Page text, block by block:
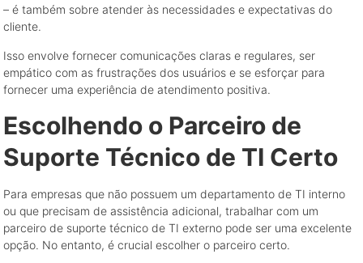
– é também sobre atender às necessidades e expectativas do
cliente.
Isso envolve fornecer comunicações claras e regulares, ser
empático com as frustrações dos usuários e se esforçar para
fornecer uma experiência de atendimento positiva.
Escolhendo o Parceiro de
Suporte Técnico de TI Certo
Para empresas que não possuem um departamento de TI interno
ou que precisam de assistência adicional, trabalhar com um
parceiro de suporte técnico de TI externo pode ser uma excelente
opção. No entanto, é crucial escolher o parceiro certo.